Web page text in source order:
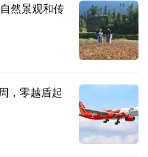
然景观和传
，零越盾起